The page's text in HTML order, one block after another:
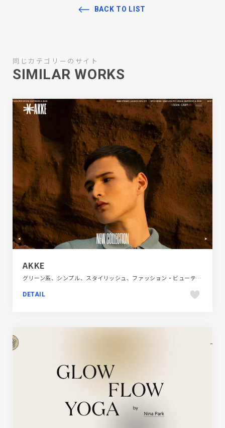
BACK TO LIST
同じカテゴリーのサイト
SIMILAR WORKS
AKKE
グリーン系、シンプル、スタイリッシュ、ファッション・ビューティー、ブランド・サービスサイト、海外サイト
DETAIL